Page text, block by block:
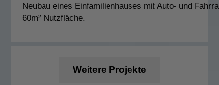
Neubau eines Einfamilienhauses mit Auto- und
60m² Nutzfläche.
Weitere Projekte